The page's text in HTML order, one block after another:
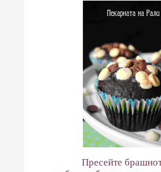
Пресейте